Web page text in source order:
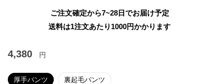
ご注文確定から7~28日でお届け予定
送料は1注文あたり 1000円かかります
4,380 円
厚手パンツ 裏起毛パンツ